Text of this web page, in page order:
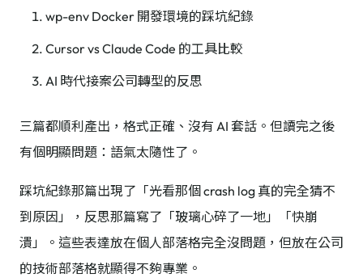
wp-env Docker 開發環境的踩坑紀錄
Cursor vs Claude Code 的工具比較
AI 時代接案公司轉型的反思
三篇都順利產出，格式正確、沒有 AI 套話。但讀完之後
有個明顯問題：語氣太隨性了。
踩坑紀錄那篇出現了「光看那個 crash log 真的完全猜不
到原因」，反思那篇寫了「玻璃心碎了一地」「快崩
潰」。這些表達放在個人部落格完全沒問題，但放在公司
的技術部落格就顯得不夠專業。